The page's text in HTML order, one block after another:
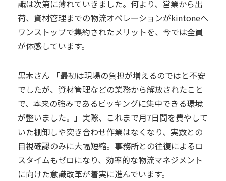
識は次第に薄れていきました。何より、営業から出
荷、資材管理までの物流オペレーションがkintoneへ
ワンストップで集約されたメリットを、今では全員
が体感しています。
黒木さん 「最初は現場の負担が増えるのではと不安
でしたが、資材管理などの業務から解放されたこと
で、本来の強みであるピッキングに集中できる環境
が整いました。」実際、これまで月7日間を費やして
いた棚卸しや突き合わせ作業はなくなり、実数との
目視確認のみに大幅短縮。事務所との往復によるロ
スタイムもゼロになり、効率的な物流マネジメント
に向けた意識改革が着実に進んでいます。